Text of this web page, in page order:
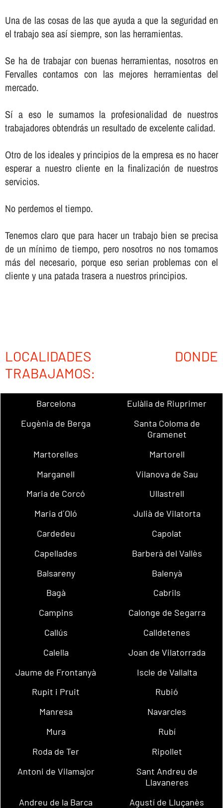
Una de las cosas de las que ayuda a que la seguridad en
el trabajo sea así­ siempre, son las herramientas.
Se ha de trabajar con buenas herramientas, nosotros en
Fervalles contamos con las mejores herramientas del
mercado.
Sí­ a eso le sumamos la profesionalidad de nuestros
trabajadores obtendrás un resultado de excelente calidad.
Otro de los ideales y principios de la empresa es no hacer
esperar a nuestro cliente en la finalización de nuestros
servicios.
No perdemos el tiempo.
Tenemos claro que para hacer un trabajo bien se precisa
de un mí­nimo de tiempo, pero nosotros no nos tomamos
más del necesario, porque eso serian problemas con el
cliente y una patada trasera a nuestros principios.
LOCALIDADES DONDE
TRABAJAMOS:
Barcelona
Eulàlia de Riuprimer
Eugènia de Berga
Santa Coloma de
Gramenet
Martorelles
Martorell
Marganell
Vilanova de Sau
Maria de Corcó
Ullastrell
Maria d´Oló
Julià de Vilatorta
Cardedeu
Capolat
Capellades
Barberà del Vallès
Balsareny
Balenyà
Bagà
Cabrils
Campins
Calonge de Segarra
Callús
Calldetenes
Calella
Joan de Vilatorrada
Jaume de Frontanyà
Iscle de Vallalta
Rupit i Pruit
Rubió
Manresa
Navarcles
Mura
Rubí
Roda de Ter
Ripollet
Antoni de Vilamajor
Sant Andreu de
Llavaneres
Andreu de la Barca
Agustí de Lluçanès